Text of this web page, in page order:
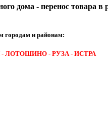
дома - перенос товара
городам и районам:
ЛОТОШИНО - РУЗА - ИСТРА